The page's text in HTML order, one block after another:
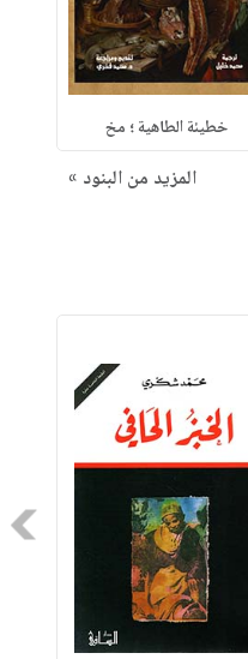
خطيئة الطاهية ؛ مخ
المزيد من البنود »